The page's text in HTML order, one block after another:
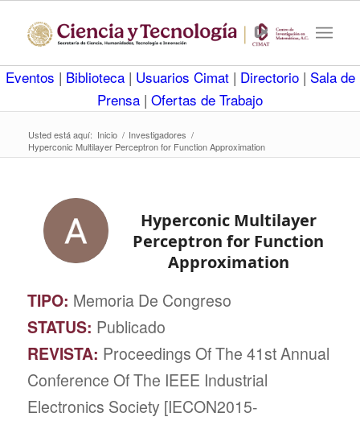
Eventos | Biblioteca | Usuarios Cimat | Directorio | Sala de
Prensa | Ofertas de Trabajo
Usted está aquí: Inicio / Investigadores /
Hyperconic Multilayer Perceptron for Function Approximation
Hyperconic Multilayer
Perceptron for Function
Approximation
TIPO: Memoria De Congreso
STATUS: Publicado
REVISTA: Proceedings Of The 41st Annual
Conference Of The IEEE Industrial
Electronics Society [IECON2015-